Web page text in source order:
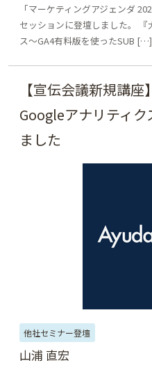
「マーケティングアジェンダ
セッションに登壇しました。
ス～GA4有料版を使ったSUB […]
【宣伝会議新規講
Googleアナリティ
ました
他社セミナー登壇
山浦 直宏